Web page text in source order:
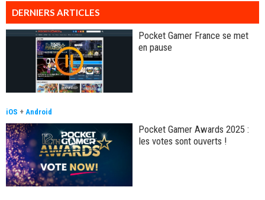
DERNIERS ARTICLES
Pocket Gamer France se met
en pause
iOS + Android
Pocket Gamer Awards 2025 :
les votes sont ouverts !